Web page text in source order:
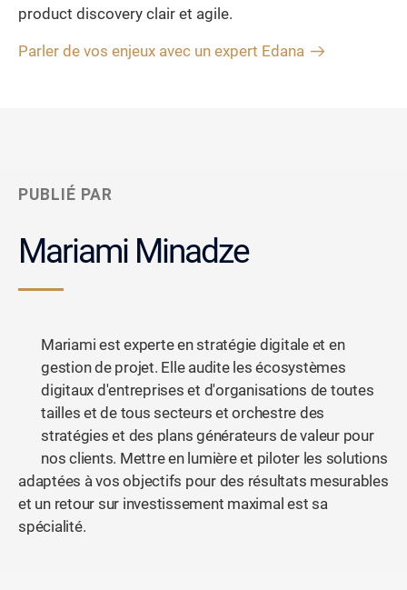
product discovery clair et agile.
Parler de vos enjeux avec un expert Edana
PUBLIÉ PAR
Mariami Minadze
Mariami est experte en stratégie digitale et en
gestion de projet. Elle audite les écosystèmes
digitaux d'entreprises et d'organisations de toutes
tailles et de tous secteurs et orchestre des
stratégies et des plans générateurs de valeur pour
nos clients. Mettre en lumière et piloter les solutions
adaptées à vos objectifs pour des résultats mesurables
et un retour sur investissement maximal est sa
spécialité.